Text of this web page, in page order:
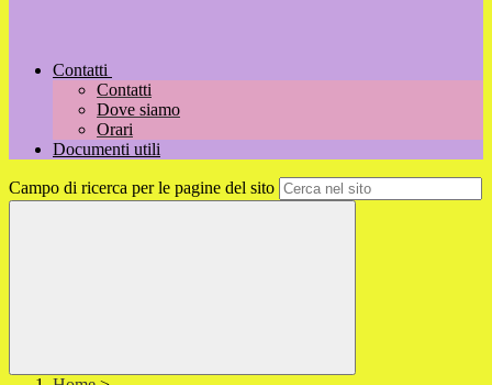
Contatti
Contatti
Dove siamo
Orari
Documenti utili
Campo di ricerca per le pagine del sito